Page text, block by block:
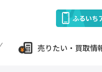
ふるいち
売りたい・買取情